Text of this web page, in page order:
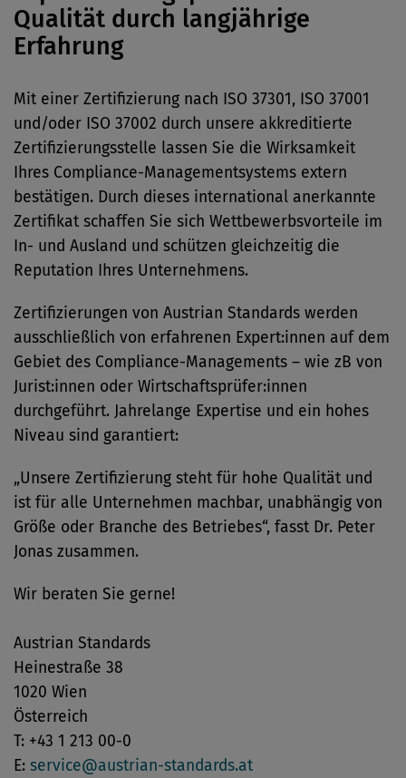
Qualität durch langjährige
Erfahrung
Mit einer Zertifizierung nach ISO 37301, ISO 37001
und/oder ISO 37002 durch unsere akkreditierte
Zertifizierungsstelle lassen Sie die Wirksamkeit
Ihres Compliance-Managementsystems extern
bestätigen. Durch dieses international anerkannte
Zertifikat schaffen Sie sich Wettbewerbsvorteile im
In- und Ausland und schützen gleichzeitig die
Reputation Ihres Unternehmens.
Zertifizierungen von Austrian Standards werden
ausschließlich von erfahrenen Expert:innen auf dem
Gebiet des Compliance-Managements – wie zB von
Jurist:innen oder Wirtschaftsprüfer:innen
durchgeführt. Jahrelange Expertise und ein hohes
Niveau sind garantiert:
„Unsere Zertifizierung steht für hohe Qualität und
ist für alle Unternehmen machbar, unabhängig von
Größe oder Branche des Betriebes“, fasst Dr. Peter
Jonas zusammen.
Wir beraten Sie gerne!
Austrian Standards
Heinestraße 38
1020 Wien
Österreich
T: +43 1 213 00-0
E: service@austrian-standards.at